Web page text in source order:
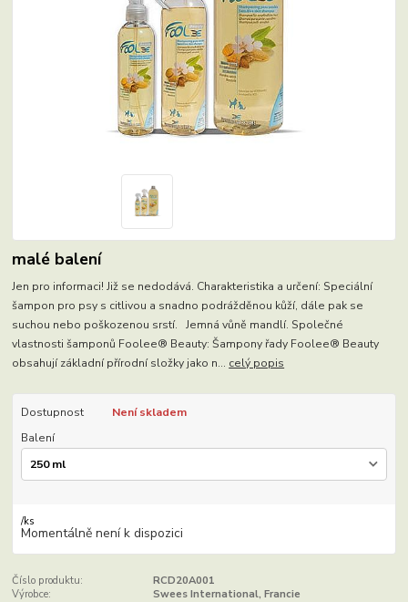
malé balení
Jen pro informaci! Již se nedodává. Charakteristika a určení: Speciální
šampon pro psy s citlivou a snadno podrážděnou kůží, dále pak se
suchou nebo poškozenou srstí. Jemná vůně mandlí. Společné
vlastnosti šamponů Foolee® Beauty: Šampony řady Foolee® Beauty
obsahují základní přírodní složky jako n... celý popis
Dostupnost
Není skladem
Balení
/ks
Momentálně není k dispozici
Číslo produktu:
RCD20A001
Výrobce:
Swees International, Francie